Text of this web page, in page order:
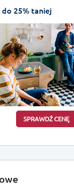
25% taniej
SPRAWDŹ CENĘ